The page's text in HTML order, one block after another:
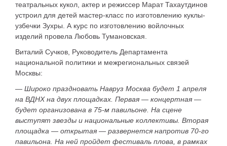
театральных кукол, актер и режиссер Марат Тахаутдинов
устроил для детей мастер-класс по изготовлению куклы-
узбечки Зухры. А курс по изготовлению войлочных
изделий провела Любовь Тумановская.
Виталий Сучков Руководитель Департамента
национальной политики и межрегиональных связей
Москвы:
— Широко праздновать Навруз Москва будет 1 апреля
на ВДНХ на двух площадках. Первая — концертная —
будет организована в 75-м павильоне. На сцене
выступят звезды и национальные коллективы. Вторая
площадка — открытая — развернется напротив 70-го
павильона. На ней пройдет фестиваль плова, в рамках